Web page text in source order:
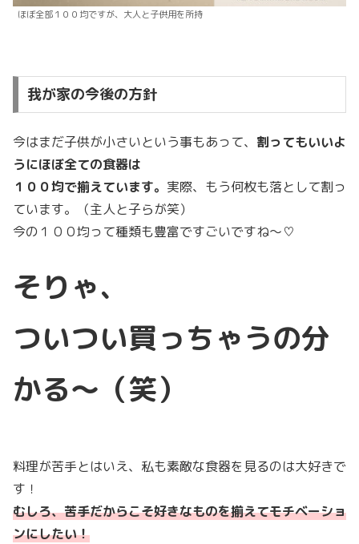
ほぼ全部１００均ですが、大人と子供用を所持
我が家の今後の方針
今はまだ子供が小さいという事もあって、 割ってもいいよ
うにほぼ全ての食器は
１００均で揃えています。 実際、もう何枚も落として割っ
ています。（主人と子らが笑）
今の１００均って種類も豊富ですごいですね〜♡
そりゃ、
ついつい買っちゃうの分
かる〜（笑）
料理が苦手とはいえ、私も素敵な食器を見るのは大好きで
す！
むしろ、苦手だからこそ好きなものを揃えてモチベーショ
ンにしたい！